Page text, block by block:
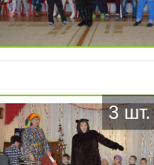
3 шт.